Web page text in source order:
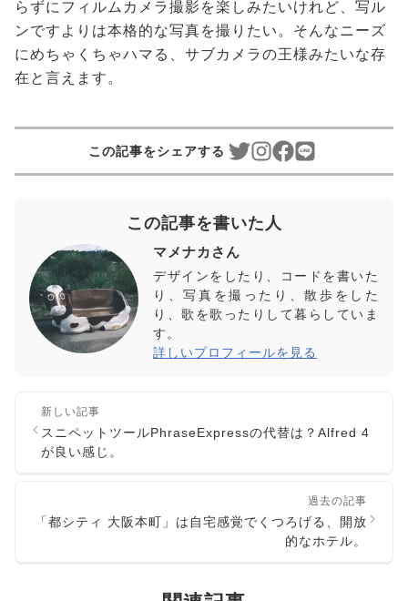
らずにフィルムカメラ撮影を楽しみたいけれど、写ル
ンですよりは本格的な写真を撮りたい。そんなニーズ
にめちゃくちゃハマる、サブカメラの王様みたいな存
在と言えます。
この記事をシェアする
この記事を書いた人
マメナカさん
デザインをしたり、コードを書いた
り、写真を撮ったり、散歩をした
り、歌を歌ったりして暮らしていま
す。
詳しいプロフィールを見る
新しい記事
スニペットツールPhraseExpressの代替は？Alfred 4
が良い感じ。
過去の記事
「都シティ 大阪本町」は自宅感覚でくつろげる、開放
的なホテル。